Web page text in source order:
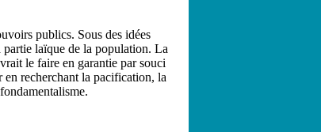
publics. Sous des idées
laïque de la population. La
le faire en garantie par souci
recherchant la pacification, la